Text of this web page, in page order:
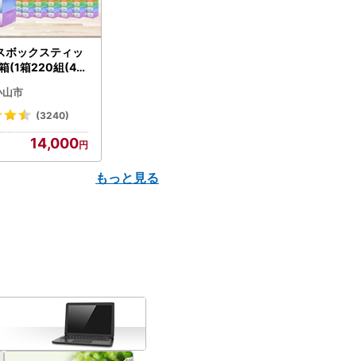
ボックスティッ
(1箱220組(44
不可地域：離島
】【1256759】
山市
(3240)
14,000
もっと見る